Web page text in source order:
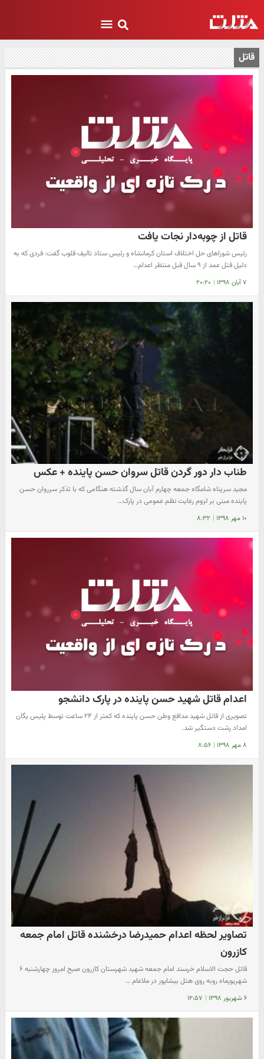
قاتل
قاتل از چوبه‌دار نجات یافت
رئیس شوراهای حل اختلاف استان کرمانشاه و رئیس ستاد تالیف قلوب گفت: فردی که به
دلیل قتل عمد از ۹ سال قبل منتظر اعدام…
۷ آبان ۱۳۹۸ | ۲۰:۲۰
طناب دار دور گردن قاتل سروان حسن پاینده + عکس
مجید سرپناه شامگاه جمعه چهارم آبان سال گذشته هنگامی که با تذکر سرروان حسن
پاینده مبنی بر لزوم رعایت نظم عمومی در پارک…
۱۰ مهر ۱۳۹۸ | ۸:۳۲
اعدام قاتل شهید حسن پاینده در پارک دانشجو
تصویری از قاتل شهید مدافع وطن حسن پاینده که کمتر از ۲۴ ساعت توسط پلیس یگان
امداد رشت دستگیر شد.
۸ مهر ۱۳۹۸ | ۸:۵۶
تصاویر لحظه اعدام حمیدرضا درخشنده قاتل امام جمعه
کازرون
قاتل حجت الاسلام خرسند امام جمعه شهید شهرستان کازرون صبح امروز چهارشنبه ۶
شهریورماه روبه روی هتل بیشاپور در ملاعام …
۶ شهریور ۱۳۹۸ | ۱۲:۵۷